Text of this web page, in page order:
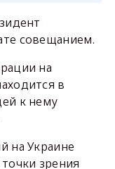
совещанием.
на
в
к нему
на Украине
зрения